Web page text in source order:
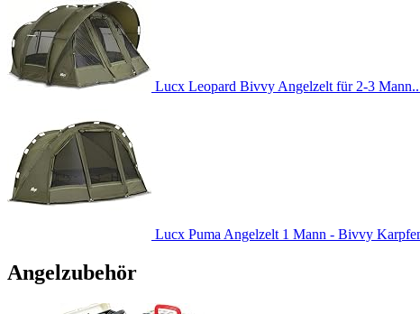
Lucx Leopard Bivvy Angelzelt für 2-3
Lucx Puma Angelzelt 1 Mann - Bivvy
Angelzubehör